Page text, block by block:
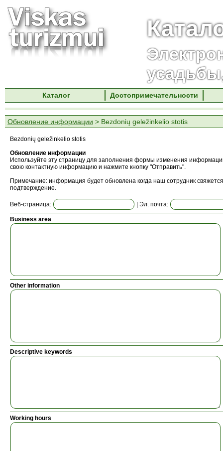
Каталог Достопримечательности
Обновление информации > Bezdonių geležinkelio stotis
Bezdonių geležinkelio stotis
Обновление информации
Используйте эту страницу для заполнения формы изменения
свою контактную информацию и нажмите кнопку "Отправить".
Примечание: информация будет обновлена ​​когда наш сотрудник
подтверждение.
Веб-страница: | Эл. почта:
Business area
Other information
Descriptive keywords
Working hours